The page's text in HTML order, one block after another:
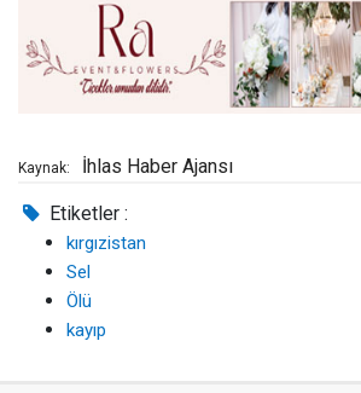
Kaynak: İhlas Haber Ajansı
Etiketler :
kırgızistan
Sel
Ölü
kayıp